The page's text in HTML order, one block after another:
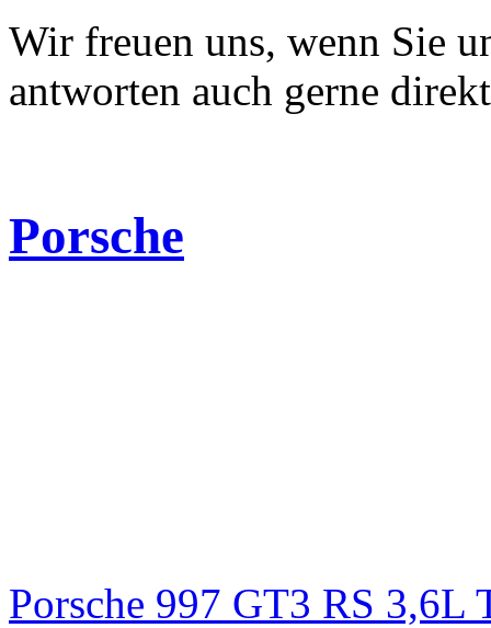
Wir freuen uns, wenn Sie
antworten auch gerne
Porsche
Porsche 997 GT3 RS